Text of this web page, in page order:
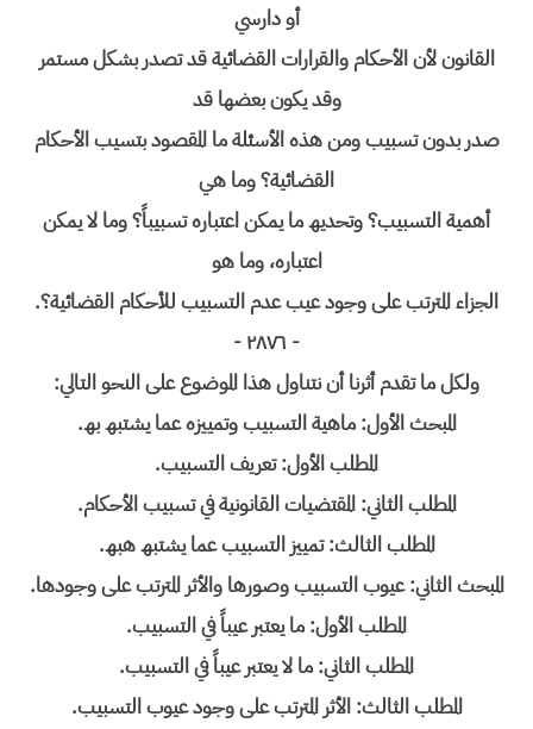
أو دارسي
القانون لأن الأحكام والقرارات القضائیة قد تصدر بشكل مستمر
وقد یكون بعضھا قد
صدر بدون تسبیب ومن ھذه الأسئلة ما المقصود بتسیب الأحكام
القضائیة؟ وما ھي
أھمیة التسبیب؟ وتحدیھ ما یمكن اعتباره تسبیباً؟ وما لا یمكن
اعتباره، وما ھو
الجزاء المترتب على وجود عیب عدم التسبیب للأحكام القضائیة؟.
- ٢٨٧٦ -
ولكل ما تقدم أثرنا أن نتناول ھذا الموضوع على النحو التالي:
المبحث الأول: ماھیة التسبیب وتمییزه عما یشتبھ بھ.
المطلب الأول: تعریف التسبیب.
المطلب الثاني: المقتضیات القانونیة في تسبیب الأحكام.
المطلب الثالث: تمییز التسبیب عما یشتبھ ھبھ.
المبحث الثاني: عیوب التسبیب وصورھا والأثر المترتب على وجودھا.
المطلب الأول: ما یعتبر عیباً في التسبیب.
المطلب الثاني: ما لا یعتبر عیباً في التسبیب.
المطلب الثالث: الأثر المترتب على وجود عیوب التسبیب.